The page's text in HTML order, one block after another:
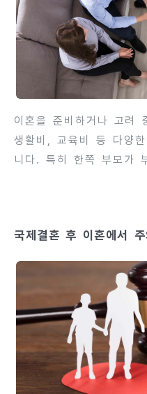
적입니다. 이번 글에서는
고려해야 할 국가별 특징
히 안내합니다. 이를 통
다 안정적으로 세울 수
이혼을 준비하거나 고려
생활비, 교육비 등 다양
니다. 특히 한쪽 부모가
받을 수 있습니다. 부자
전에 미리 확인하고 필요
니다. 제도를 모르고 지
때문입니다. 이번 글에서
도 10가지를 정리하고,
항 등을 상세히 안내합
경제적 계획을 보다 체..
국제결혼 후 이혼에서